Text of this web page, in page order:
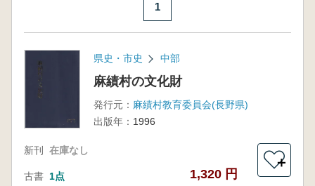
1
県史・市史 中部
麻績村の文化財
発行元： 麻績村教育委員会(長野県)
出版年： 1996
新刊 在庫なし
古書 1点 1,320 円
＋